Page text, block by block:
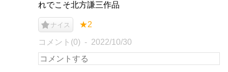
れでこそ北方謙三作品
ナイス ★2
コメント(0) 2022/10/30